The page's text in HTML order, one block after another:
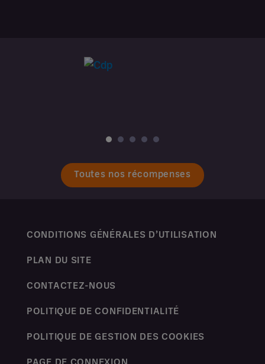
Toutes nos récompenses
CONDITIONS GÉNÉRALES D’UTILISATION
PLAN DU SITE
CONTACTEZ-NOUS
POLITIQUE DE CONFIDENTIALITÉ
POLITIQUE DE GESTION DES COOKIES
PAGE DE CONNEXION